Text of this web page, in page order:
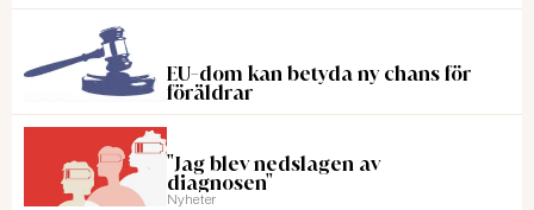
EU-dom kan betyda ny chans för
föräldrar
"Jag blev nedslagen av
diagnosen"
Nyheter